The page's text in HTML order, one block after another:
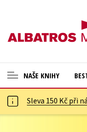
NAŠE KNIHY
ANGLICKÉ KNIHY -20
Sleva 150 Kč při